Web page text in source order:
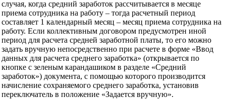
случая, когда средний заработок рассчитывается в месяце
приема сотрудника на работу – тогда расчетный период
составляет 1 календарный месяц – месяц приема сотрудника на
работу. Если коллективным договором предусмотрен иной
период для расчета средней заработной платы, то его можно
задать вручную непосредственно при расчете в форме «Ввод
данных для расчета среднего заработка» (открывается по
кнопке с зеленым карандашиком в разделе «Средний
заработок») документа, с помощью которого производится
начисление сохраняемого среднего заработка, установив
переключатель в положение «Задается вручную».